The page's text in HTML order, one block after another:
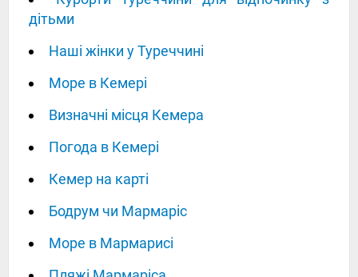
дітьми
Наші жінки у Туреччині
Море в Кемері
Визначні місця Кемера
Погода в Кемері
Кемер на карті
Бодрум чи Мармаріс
Море в Мармарисі